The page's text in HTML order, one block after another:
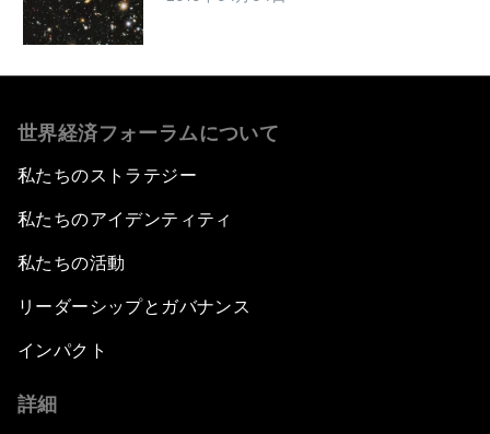
世界経済フォーラムについて
私たちのストラテジー
私たちのアイデンティティ
私たちの活動
リーダーシップとガバナンス
インパクト
詳細